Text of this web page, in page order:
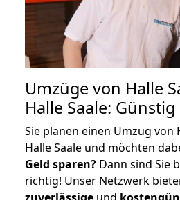
Umzüge von Halle
Halle Saale:
Sie planen einen Umzug von
Halle Saale und möchten
Geld sparen? Dann sind Sie
richtig! Unser Netzwerk